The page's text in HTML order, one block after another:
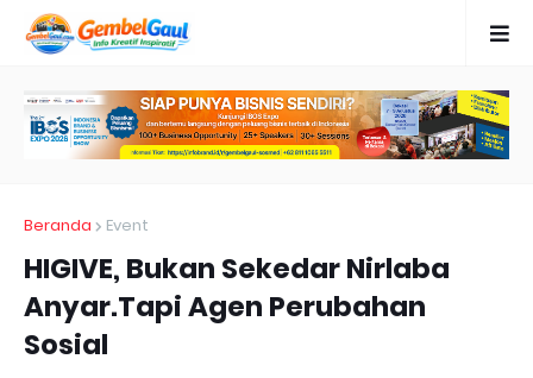
Beranda Event
HIGIVE, Bukan Sekedar Nirlaba
Anyar.Tapi Agen Perubahan
Sosial